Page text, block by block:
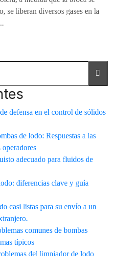
se liberan diversos gases en la
defensa en el control de sólidos
de lodo: Respuestas a las
operadores
adecuado para fluidos de
diferencias clave y guía
casi listas para su envío a un
comunes de bombas
típicos
del limpiador de lodo